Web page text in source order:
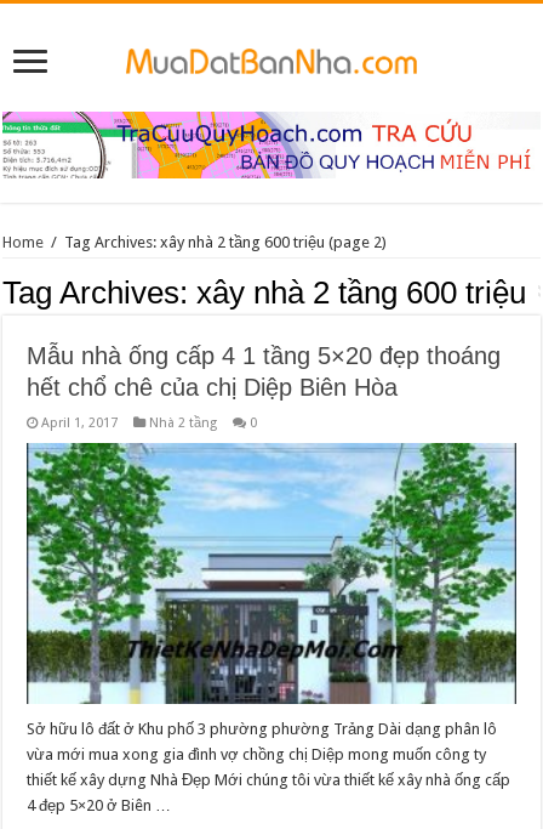
Home / Tag Archives: xây nhà 2 tầng 600 triệu (page 2)
Tag Archives:xây nhà 2 tầng 600 triệu
Mẫu nhà ống cấp 4 1 tầng 5×20 đẹp thoáng
hết chổ chê của chị Diệp Biên Hòa
April 1, 2017 Nhà 2 tầng 0
Sở hữu lô đất ở Khu phố 3 phường phường Trảng Dài dạng phân lô
vừa mới mua xong gia đình vợ chồng chị Diệp mong muốn công ty
thiết kế xây dựng Nhà Đẹp Mới chúng tôi vừa thiết kế xây nhà ống cấp
4 đẹp 5×20 ở Biên …